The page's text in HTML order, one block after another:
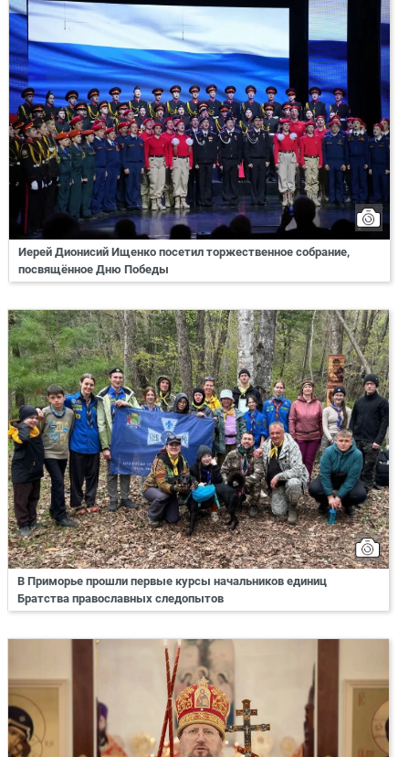
Иерей Дионисий Ищенко посетил торжественное собрание,
посвящённое Дню Победы
В Приморье прошли первые курсы начальников единиц
Братства православных следопытов